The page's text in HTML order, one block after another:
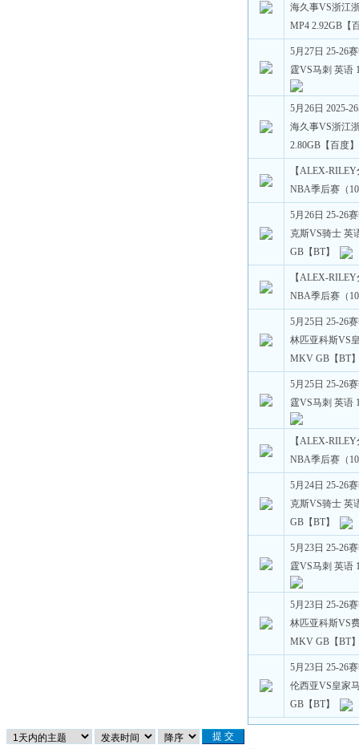
海久事VS浙江
MP4 2.92GB【
5月27日 25-26
霆VS马刺 英语
5月26日 2025-
海久事VS浙江
2.80GB【百度】
【ALEX-
NBA季后赛（
5月26日 25-26
克斯VS骑士 英
GB【BT】
【ALEX-
NBA季后赛（
5月25日 25-26
林匹亚科斯VS
MKV GB【BT
5月25日 25-26
霆VS马刺 英语
【ALEX-
NBA季后赛（
5月24日 25-26
克斯VS骑士 英
GB【BT】
5月23日 25-26
霆VS马刺 英语
5月23日 25-26
林匹亚科斯VS
MKV GB【BT
5月23日 25-26
伦西亚VS皇家
GB【BT】